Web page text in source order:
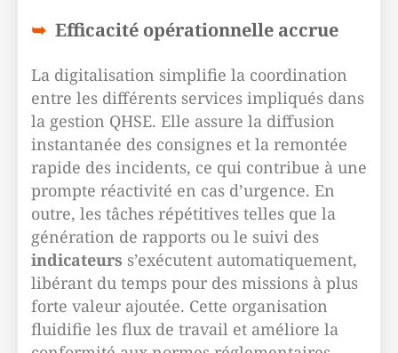
Efficacité opérationnelle accrue
La digitalisation simplifie la coordination
entre les différents services impliqués dans
la gestion QHSE. Elle assure la diffusion
instantanée des consignes et la remontée
rapide des incidents, ce qui contribue à une
prompte réactivité en cas d’urgence. En
outre, les tâches répétitives telles que la
génération de rapports ou le suivi des
indicateurs s’exécutent automatiquement,
libérant du temps pour des missions à plus
forte valeur ajoutée. Cette organisation
fluidifie les flux de travail et améliore la